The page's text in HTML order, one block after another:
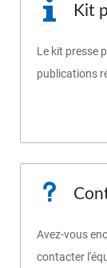
Kit
Le kit presse
publications
Avez-vous
contacter